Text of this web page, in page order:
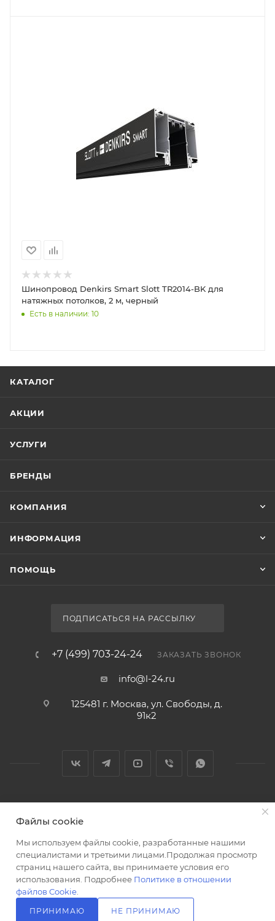
Шинопровод Denkirs Smart Slott TR2014-BK для
натяжных потолков, 2 м, черный
Есть в наличии: 10
КАТАЛОГ
АКЦИИ
УСЛУГИ
БРЕНДЫ
КОМПАНИЯ
ИНФОРМАЦИЯ
ПОМОЩЬ
ПОДПИСАТЬСЯ НА РАССЫЛКУ
+7 (499) 703-24-24 ЗАКАЗАТЬ ЗВОНОК
info@l-24.ru
125481 г. Москва, ул. Свободы, д.
91к2
Разработка сайта
Файлы cookie
Мы используем файлы cookie, разработанные нашими
специалистами и третьими лицами.Продолжая просмотр
страниц нашего сайта, вы принимаете условия его
использования. Подробнее Политике в отношении
файлов Cookie
ПРИНИМАЮ НЕ ПРИНИМАЮ